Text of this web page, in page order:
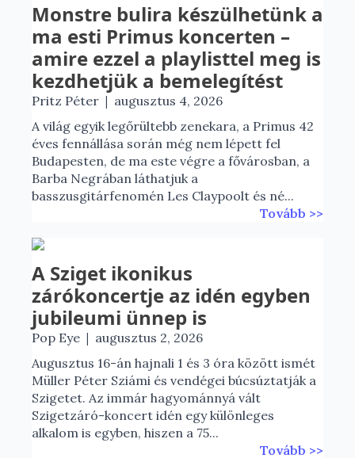
Monstre bulira készülhetünk a
ma esti Primus koncerten –
amire ezzel a playlisttel meg is
kezdhetjük a bemelegítést
Pritz Péter | augusztus 4, 2026
A világ egyik legőrültebb zenekara, a Primus 42
éves fennállása során még nem lépett fel
Budapesten, de ma este végre a fővárosban, a
Barba Negrában láthatjuk a
basszusgitárfenomén Les Claypoolt és né...
Tovább >>
A Sziget ikonikus
zárókoncertje az idén egyben
jubileumi ünnep is
Pop Eye | augusztus 2, 2026
Augusztus 16-án hajnali 1 és 3 óra között ismét
Müller Péter Sziámi és vendégei búcsúztatják a
Szigetet. Az immár hagyománnyá vált
Szigetzáró-koncert idén egy különleges
alkalom is egyben, hiszen a 75...
Tovább >>